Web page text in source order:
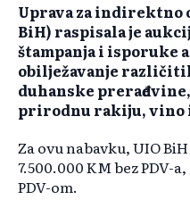
Uprava za indirektno
BiH) raspisala je
štampanja i isporuke
obilježavanje
duhanske
prirodnu rakiju, vino
Za ovu nabavku, UIO
7.500.000 KM bez PDV-
PDV-om.